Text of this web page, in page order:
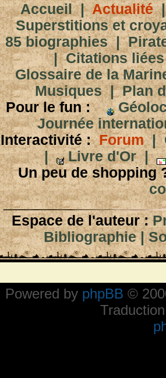
Accueil|Actualité
Superstitions et
85 biographies|
|Citations
Glossaire de la
Musiques|Plan
Pour le fun :
Journée
Interactivité : Forum|
|
Livre d'Or|
Un peu de shopping
Espace de l'auteur :
Bibliographie|
Powered by phpBB ©